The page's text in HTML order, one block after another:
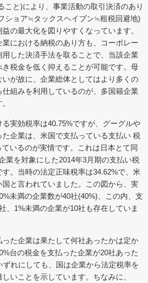
こと)により、事業活動の取引決済のあり
ショア≒タックスヘイブン≒租税回避地)
の最大化を図りやすくなっています。
における納税のあり方も、コーポレー
用した決済手法を取ることで、当該企業
税金を低く抑えることが可能です。母
が故に、企業総体としてはより多くの
組みを利用しているのが、多国籍企業
実効税率は40.75%ですが、グーグルや
た企業は、米国で支払っている支払い 税
いるのが実情です。これは日本とて同
業を対象にした2014年3月期の支払い税
。当時の法定正味税率は34.62%で、米
と言われていました。この図から、実
未満の企業数が40社(40%)、この内、支
、1%未満の企業が10社も存在していま
た企業は果たして何社あったかは定か
台の税金を支払った企業が20社あった
ずれにしても、国は企業から法定税率を
いことを示しています。ちなみに、